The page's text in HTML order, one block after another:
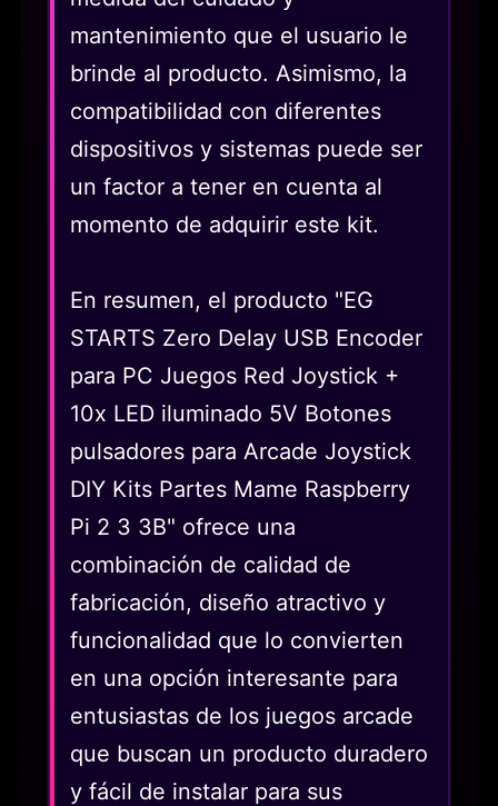
mantenimiento que el usuario le
brinde al producto. Asimismo, la
compatibilidad con diferentes
dispositivos y sistemas puede ser
un factor a tener en cuenta al
momento de adquirir este kit.
En resumen, el producto "EG
STARTS Zero Delay USB Encoder
para PC Juegos Red Joystick +
10x LED iluminado 5V Botones
pulsadores para Arcade Joystick
DIY Kits Partes Mame Raspberry
Pi 2 3 3B" ofrece una
combinación de calidad de
fabricación, diseño atractivo y
funcionalidad que lo convierten
en una opción interesante para
entusiastas de los juegos arcade
que buscan un producto duradero
y fácil de instalar para sus